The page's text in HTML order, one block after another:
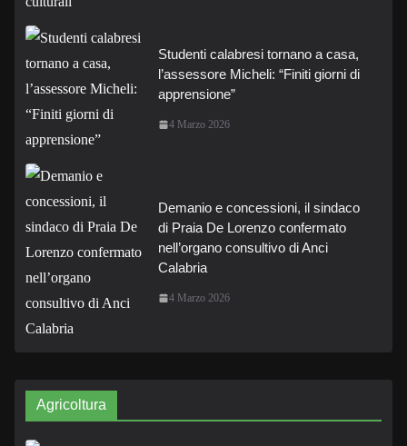
Studenti calabresi tornano a casa,
l’assessore Micheli: “Finiti giorni di
apprensione”
4 Marzo 2026
Demanio e concessioni, il sindaco
di Praia De Lorenzo confermato
nell’organo consultivo di Anci
Calabria
4 Marzo 2026
Agricoltura